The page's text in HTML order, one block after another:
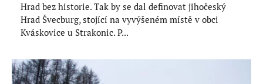
Hrad bez historie. Tak by se dal definovat jihočeský
Hrad Švecburg, stojící na vyvýšeném místě v obci
Kváskovice u Strakonic. P...